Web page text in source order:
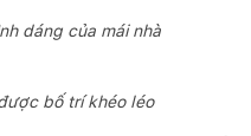
dáng của mái nhà
bố trí khéo léo